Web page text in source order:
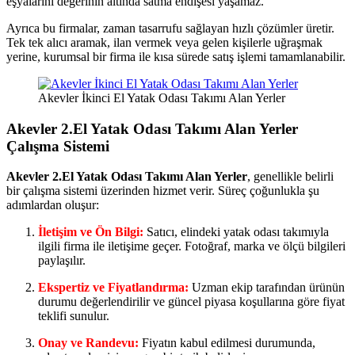
Ayrıca bu firmalar, zaman tasarrufu sağlayan hızlı çözümler üretir.
Tek tek alıcı aramak, ilan vermek veya gelen kişilerle uğraşmak
yerine, kurumsal bir firma ile kısa sürede satış işlemi tamamlanabilir.
Akevler İkinci El Yatak Odası Takımı Alan Yerler
Akevler 2.El Yatak Odası Takımı Alan Yerler
Çalışma Sistemi
Akevler 2.El Yatak Odası Takımı Alan Yerler, genellikle belirli
bir çalışma sistemi üzerinden hizmet verir. Süreç çoğunlukla şu
adımlardan oluşur:
İletişim ve Ön Bilgi: Satıcı, elindeki yatak odası takımıyla
ilgili firma ile iletişime geçer. Fotoğraf, marka ve ölçü bilgileri
paylaşılır.
Ekspertiz ve Fiyatlandırma: Uzman ekip tarafından ürünün
durumu değerlendirilir ve güncel piyasa koşullarına göre fiyat
teklifi sunulur.
Onay ve Randevu: Fiyatın kabul edilmesi durumunda,